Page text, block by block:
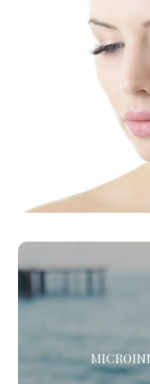
La
RIGENERA™ -
Scopri il nuovo